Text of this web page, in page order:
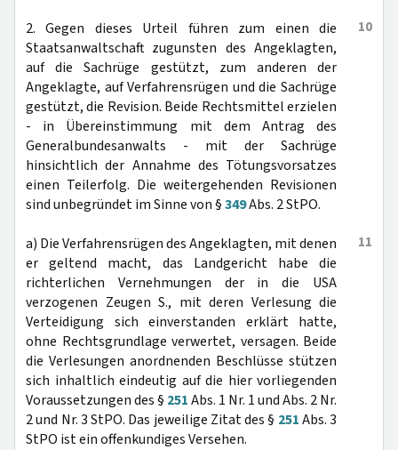
10
2. Gegen dieses Urteil führen zum einen die
Staatsanwaltschaft zugunsten des Angeklagten,
auf die Sachrüge gestützt, zum anderen der
Angeklagte, auf Verfahrensrügen und die Sachrüge
gestützt, die Revision. Beide Rechtsmittel erzielen
- in Übereinstimmung mit dem Antrag des
Generalbundesanwalts - mit der Sachrüge
hinsichtlich der Annahme des Tötungsvorsatzes
einen Teilerfolg. Die weitergehenden Revisionen
sind unbegründet im Sinne von §349Abs. 2 StPO.
11
a) Die Verfahrensrügen des Angeklagten, mit denen
er geltend macht, das Landgericht habe die
richterlichen Vernehmungen der in die USA
verzogenen Zeugen S., mit deren Verlesung die
Verteidigung sich einverstanden erklärt hatte,
ohne Rechtsgrundlage verwertet, versagen. Beide
die Verlesungen anordnenden Beschlüsse stützen
sich inhaltlich eindeutig auf die hier vorliegenden
Voraussetzungen des § 251Abs. 1 Nr. 1 und Abs. 2 Nr.
2 und Nr. 3 StPO. Das jeweilige Zitat des § 251Abs. 3
StPO ist ein offenkundiges Versehen.